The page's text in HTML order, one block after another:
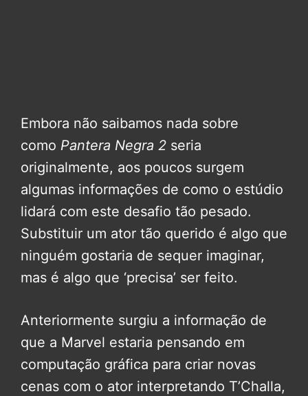
Embora não saibamos nada sobre
como Pantera Negra 2 seria
originalmente, aos poucos surgem
algumas informações de como o estúdio
lidará com este desafio tão pesado.
Substituir um ator tão querido é algo que
ninguém gostaria de sequer imaginar,
mas é algo que ‘precisa’ ser feito.
Anteriormente surgiu a informação de
que a Marvel estaria pensando em
computação gráfica para criar novas
cenas com o ator interpretando T’Challa,